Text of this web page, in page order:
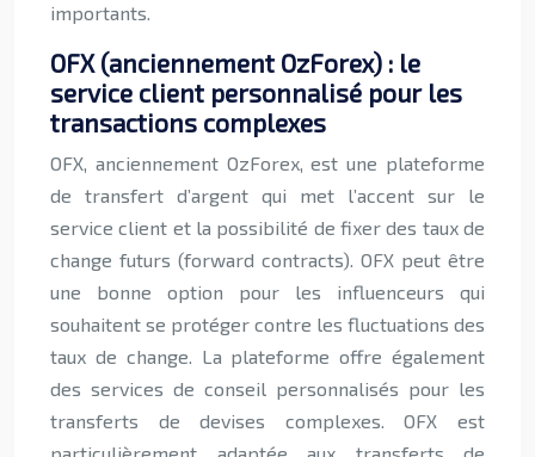
importants.
OFX (anciennement OzForex) : le
service client personnalisé pour les
transactions complexes
OFX, anciennement OzForex, est une plateforme
de transfert d’argent qui met l’accent sur le
service client et la possibilité de fixer des taux de
change futurs (forward contracts). OFX peut être
une bonne option pour les influenceurs qui
souhaitent se protéger contre les fluctuations des
taux de change. La plateforme offre également
des services de conseil personnalisés pour les
transferts de devises complexes. OFX est